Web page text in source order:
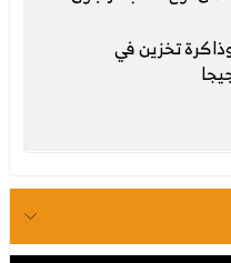
وذاكرة تخزين في